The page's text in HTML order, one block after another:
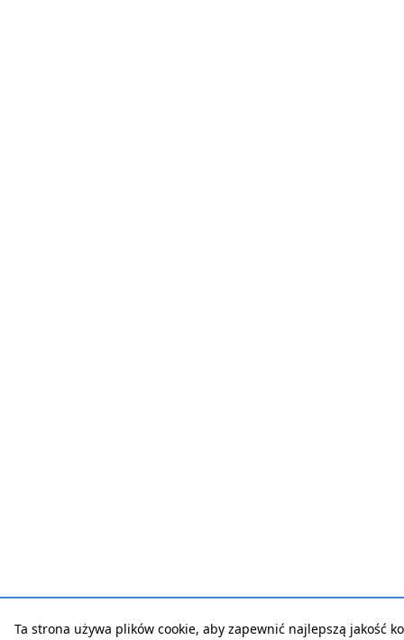
Ta strona używa plików cookie, aby zapewnić najlepszą jakość